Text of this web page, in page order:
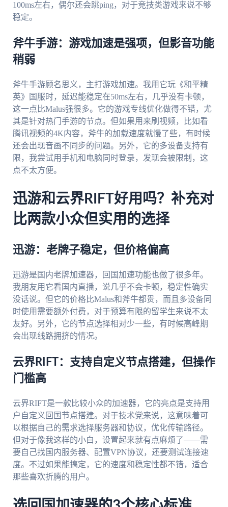
100ms左右，偶尔还会跳ping，对于竞技类游戏来说不够
稳定。
斧牛手游：游戏加速是强项，但影音功能
稍弱
斧牛手游顾名思义，主打游戏加速。我用它玩《和平精
英》国服时，延迟能稳定在50ms左右，几乎没有卡顿，
这一点比Malus强很多。它的游戏专线优化做得不错，尤
其是针对热门手游的节点。但如果用来刷视频，比如看
腾讯视频的4K内容，斧牛的加载速度就慢了些，有时候
还会出现音画不同步的问题。另外，它的多设备支持有
限，我尝试用手机和电脑同时登录，发现会被限制，这
点不太方便。
迅游和云界RIFT好用吗？补充对
比两款小众但实用的选择
迅游：老牌子稳定，但价格偏高
迅游是国内老牌加速器，回国加速功能也做了很多年。
我朋友用它看国内直播，说几乎不会卡顿，稳定性确实
没话说。但它的价格比Malus和斧牛都贵，而且多设备同
时使用需要额外付费，对于预算有限的留学生来说不太
友好。另外，它的节点选择相对少一些，有时候高峰期
会出现线路拥挤的情况。
云界RIFT：支持自定义节点搭建，但操作
门槛高
云界RIFT是一款比较小众的加速器，它的亮点是支持用
户自定义回国节点搭建。对于技术党来说，这意味着可
以根据自己的需求选择服务器和协议，优化传输路径。
但对于像我这样的小白，设置起来就有点麻烦了——需
要自己找国内服务器、配置VPN协议，还要测试连接速
度。不过如果能搞定，它的速度和稳定性都不错，适合
那些喜欢折腾的用户。